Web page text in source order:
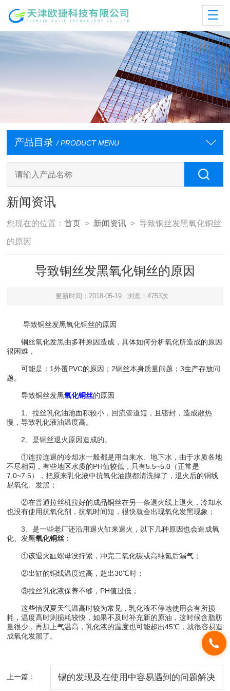
产品目录 / PRODUCT MENU
新闻资讯
您现在的位置：首页 > 新闻资讯 > 导致铜丝发黑氧化铜丝
的原因
导致铜丝发黑氧化铜丝的原因
更新时间：2018-05-19 浏览：4753次
导致铜丝发黑氧化铜丝的原因
铜丝氧化发黑由多种原因造成，具体如何分析氧化所造成的原因
很困难，
可能是：1外覆PVC的原因；2铜丝本身质量问题；3生产存放问
题。
导致铜丝发黑氧化铜丝的原因
1、拉丝乳化油池面积较小，回流管道短，且密封，造成散热
慢，导致乳化液油温度高。
2、是铜丝退火原因造成的。
①连拉连退的冷却水一般都是用自来水、地下水，由于水质各地
不尽相同，有些地区水质的PH值较低，只有5.5~5.0（正常是
7.0~7.5），把原来乳化液中抗氧化油膜都清洗掉了，退火后的铜线
易氧化、发黑；
②在普通拉丝机拉好的成品铜丝在另一条退火线上退火，冷却水
也没有使用抗氧化剂，抗氧时间短，很快就会出现氧化发黑现象；
3、是一些老厂还沿用退火缸来退火，以下几种原因也会造成氧
化、发黑氧化铜丝 ：
①该退火缸螺母没拧紧，冲完二氧化碳或高纯氮后漏气；
②出缸的铜线温度过高，超出30℃时；
③拉丝乳化液保养不够，PH值过低；
这些情况夏天气温高时较为常见，乳化液不停地使用会有所损
耗，温度高时则损耗较快，如果不及时补充新的原油，这时候含脂肪
量很少，再加上气温高，乳化液的温度也可能超出45℃，就很容易造
成氧化发黑了。
上一篇： 锡的发现及在使用中容易遇到的问题解决